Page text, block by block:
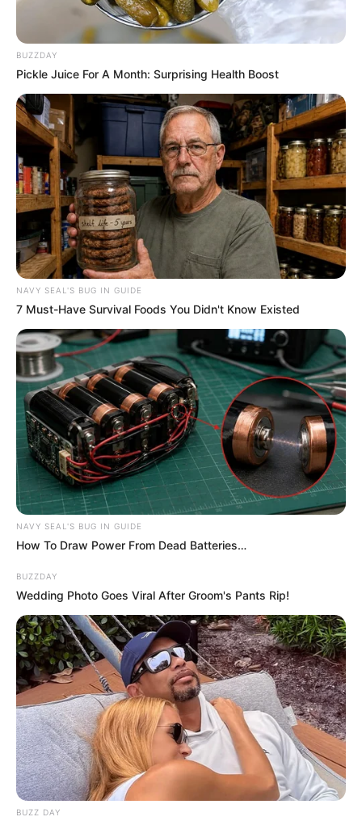
BUZZDAY
Pickle Juice For A Month: Surprising Health Boost
NAVY SEAL'S BUG IN GUIDE
7 Must-Have Survival Foods You Didn't Know Existed
NAVY SEAL'S BUG IN GUIDE
How To Draw Power From Dead Batteries…
BUZZDAY
Wedding Photo Goes Viral After Groom's Pants Rip!
BUZZ DAY